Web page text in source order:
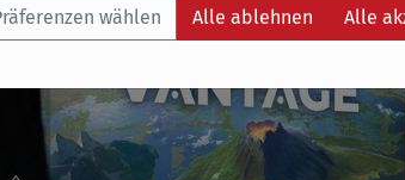
wählen Alle ablehnen Alle